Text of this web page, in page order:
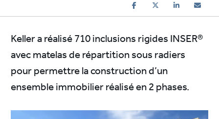
Keller a réalisé 710 inclusions rigides INSER®
avec matelas de répartition sous radiers
pour permettre la construction d’un
ensemble immobilier réalisé en 2 phases.